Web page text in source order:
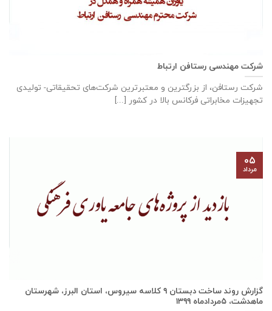
شرکت مهندسی رستافن ارتباط
شرکت رستافن، از بزرگترين و معتبرترين شركت‌های تحقیقاتی- توليدی
تجهيزات مخابراتی فركانس بالا در كشور [...]
گزارش روند ساخت دبستان ٩ كلاسه سيروس، استان البرز، شهرستان
ماهدشت، ۵مردادماه ۱۳۹۹
۰۵
مرداد